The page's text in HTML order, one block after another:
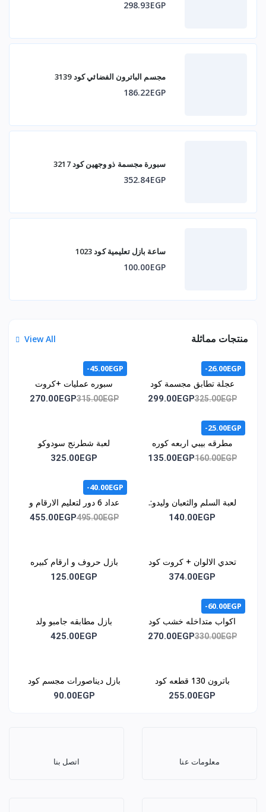
298.93EGP
مجسم الباترون الفضائي كود 3139
186.22EGP
سبورة مجسمة ذو وجهين كود 3217
352.84EGP
ساعة بازل تعليمية كود 1023
100.00EGP
منتجات مماثلة View All
-26.00EGP
عجلة تطابق مجسمة كود
1071325.00EGP
299.00EGP
-45.00EGP
سبوره عمليات +كروت
اشكال هندسيه +كروت /
315.00EGP
270.00EGP
-25.00EGP
مطرقه بيبي اربعه كوره
كود 1015
160.00EGP
135.00EGP
لعبة شطرنج سودوكو
مغناطيس كود1030
325.00EGP
لعبة السلم والثعبان وليدو:.
كود اللعبه :. 1035
140.00EGP
-40.00EGP
عداد 6 دور لتعليم الارقام و
الحروف وسائل المواصلات
495.00EGP
455.00EGP
تحدي الالوان + كروت كود
1044
374.00EGP
بازل حروف و ارقام كبيره
كود 1046
125.00EGP
-60.00EGP
اكواب متداخله خشب كود
1051330.00EGP
270.00EGP
بازل مطابقه جامبو ولد
وبنت كود 1062
425.00EGP
باترون 130 قطعه كود
1068
255.00EGP
بازل ديناصورات مجسم كود
1070
90.00EGP
معلومات عنا اتصل بنا